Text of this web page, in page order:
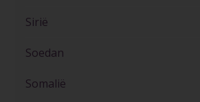
Sirië
Soedan
Somalië